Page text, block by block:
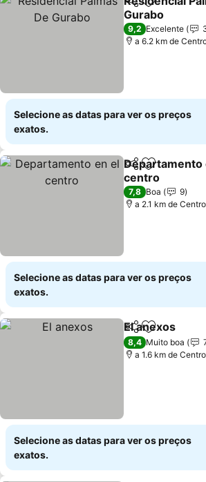
PartilharAdicionar
Gurabo
Ver preços
9,2 Excelente
a 6.2 km de
Selecione as datas para ver os preços
exatos.
PartilharAdicionar
Departamento
centro
Ver preços
7,8 Boa
9
a 2.1 km de
Selecione as datas para ver os preços
exatos.
PartilharAdicionar
El anexos
8,4 Muito boa
a 1.6 km de
Selecione as datas para ver os preços
exatos.